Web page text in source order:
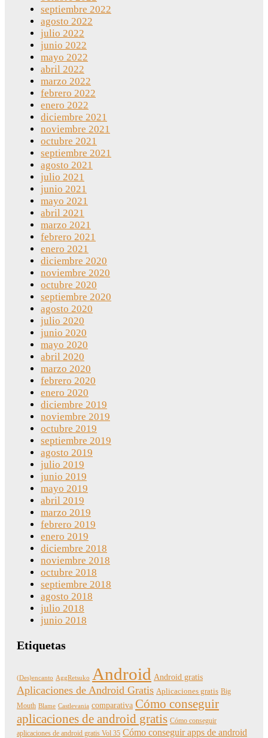
septiembre 2022
agosto 2022
julio 2022
junio 2022
mayo 2022
abril 2022
marzo 2022
febrero 2022
enero 2022
diciembre 2021
noviembre 2021
octubre 2021
septiembre 2021
agosto 2021
julio 2021
junio 2021
mayo 2021
abril 2021
marzo 2021
febrero 2021
enero 2021
diciembre 2020
noviembre 2020
octubre 2020
septiembre 2020
agosto 2020
julio 2020
junio 2020
mayo 2020
abril 2020
marzo 2020
febrero 2020
enero 2020
diciembre 2019
noviembre 2019
octubre 2019
septiembre 2019
agosto 2019
julio 2019
junio 2019
mayo 2019
abril 2019
marzo 2019
febrero 2019
enero 2019
diciembre 2018
noviembre 2018
octubre 2018
septiembre 2018
agosto 2018
julio 2018
junio 2018
Etiquetas
(Des)encanto AggRetsuko Android Android gratis
Aplicaciones de Android Gratis Aplicaciones gratis Big
Mouth Blame Castlevania comparativa Cómo conseguir
aplicaciones de android gratis Cómo conseguir
aplicaciones de android gratis Vol 35 Cómo conseguir apps de android